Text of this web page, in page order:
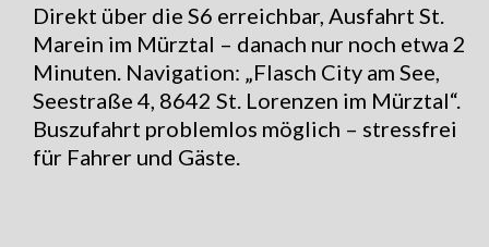
Direkt über die S6 erreichbar, Ausfahrt St.
Marein im Mürztal – danach nur noch etwa 2
Minuten. Navigation: „Flasch City am See,
Seestraße 4, 8642 St. Lorenzen im Mürztal“.
Buszufahrt problemlos möglich – stressfrei
für Fahrer und Gäste.